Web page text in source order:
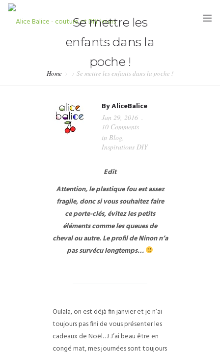
HOME
PARTENARIATS & PRESSE
Se mettre les
enfants dans la
poche !
Home Se mettre les enfants dans la poche !
ByAliceBalice
Jan 29, 2016
10 Comments
in Blog,
Inspirations DIY
Edit
Attention, le plastique fou est assez
fragile, donc si vous souhaitez faire
ce porte-clés, évitez les petits
éléments comme les queues de
cheval ou autre.Le profil de Ninon n’a
pas survécu longtemps…
Oulala, on est déjà fin janvier et je n’ai
toujours pas fini de vous présenter les
cadeaux de Noël…! J’ai beau être en
congé mat, mes journées sont toujours